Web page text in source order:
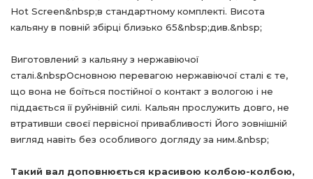
Hot Screen&nbsp;в стандартному комплекті. Висота
кальяну в повній збірці близько 65&nbsp;див.&nbsp;
Виготовлений з кальяну з нержавіючої
сталі.&nbspОсновною перевагою нержавіючої сталі є те,
що вона не боїться постійної o контакт з вологою і не
піддається її руйнівній силі. Кальян прослужить довго, не
втративши своєї первісної привабливості Його зовнішній
вигляд навіть без особливого догляду за ним.&nbsp;
Такий вал доповнюється красивою колбою-колбою,